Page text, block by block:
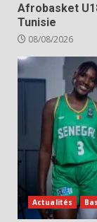
Afrobasket
Tunisie
08/08/2026
Actualités